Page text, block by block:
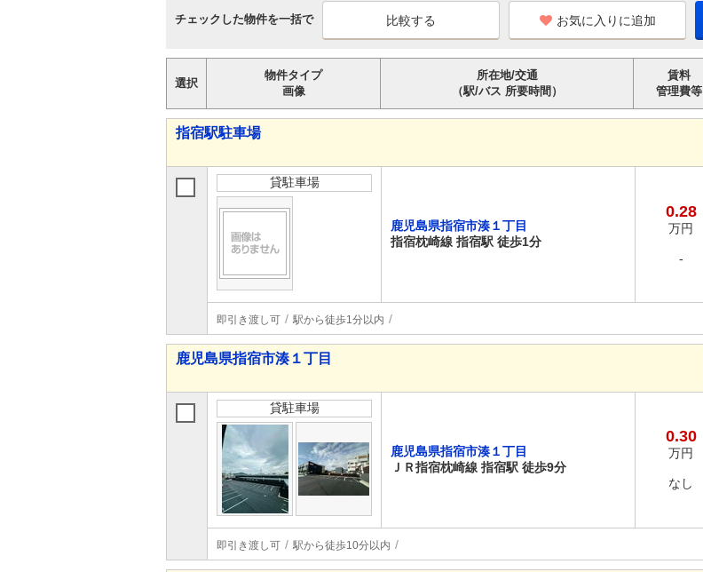
チェックした物件を一括で お気に入りに追加
選択
物件タイプ
画像
所在地/交通
（駅/バス 所要時間）
賃料
管理費等
指宿駅駐車場
貸駐車場
鹿児島県指宿市湊１丁目
指宿枕崎線 指宿駅 徒歩1分
0.28
万円
-
即引き渡し可 駅から徒歩1分以内
鹿児島県指宿市湊１丁目
貸駐車場
鹿児島県指宿市湊１丁目
ＪＲ指宿枕崎線 指宿駅 徒歩9分
0.30
万円
なし
即引き渡し可 駅から徒歩10分以内